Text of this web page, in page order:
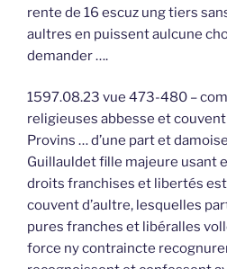
rente de 16 escuz ung tiers
aultres en puissent aulcune
demander ….
1597.08.23 vue 473-480 –
religieuses abbesse et
Provins … d’une part et
Guillauldet fille majeure usant
droits franchises et libertés
couvent d’aultre, lesquelles
pures franches et libéralles
force ny contraincte